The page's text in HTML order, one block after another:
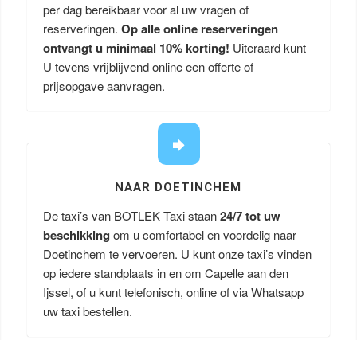
per dag bereikbaar voor al uw vragen of
reserveringen. Op alle online reserveringen
ontvangt u minimaal 10% korting! Uiteraard kunt
U tevens vrijblijvend online een offerte of
prijsopgave aanvragen.
NAAR DOETINCHEM
De taxi’s van BOTLEK Taxi staan24/7 tot uw
beschikking om u comfortabel en voordelig naar
Doetinchem te vervoeren. U kunt onze taxi’s vinden
op iedere standplaats in en om Capelle aan den
Ijssel, of u kunt telefonisch, online of via Whatsapp
uw taxi bestellen.